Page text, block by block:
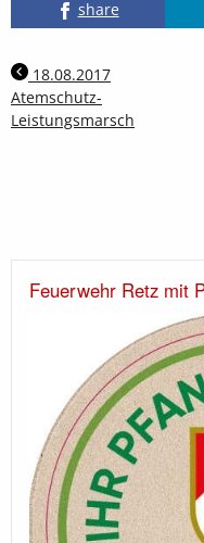
share
18.08.2017
Atemschutz-
Leistungsmarsch
Feuerwehr Retz mit